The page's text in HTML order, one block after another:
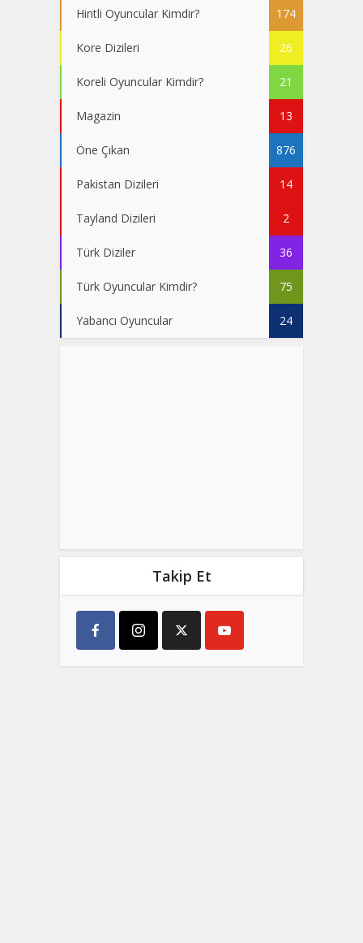
Hintli Oyuncular Kimdir? 174
Kore Dizileri 26
Koreli Oyuncular Kimdir? 21
Magazin 13
Öne Çıkan 876
Pakistan Dizileri 14
Tayland Dizileri 2
Türk Diziler 36
Türk Oyuncular Kimdir? 75
Yabancı Oyuncular 24
Takip Et